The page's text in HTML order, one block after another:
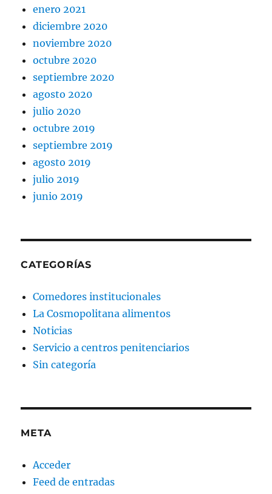
enero 2021
diciembre 2020
noviembre 2020
octubre 2020
septiembre 2020
agosto 2020
julio 2020
octubre 2019
septiembre 2019
agosto 2019
julio 2019
junio 2019
CATEGORÍAS
Comedores institucionales
La Cosmopolitana alimentos
Noticias
Servicio a centros penitenciarios
Sin categoría
META
Acceder
Feed de entradas